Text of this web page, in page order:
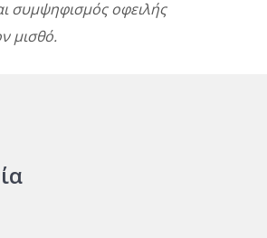
συμψηφισμός οφειλής
μισθό.